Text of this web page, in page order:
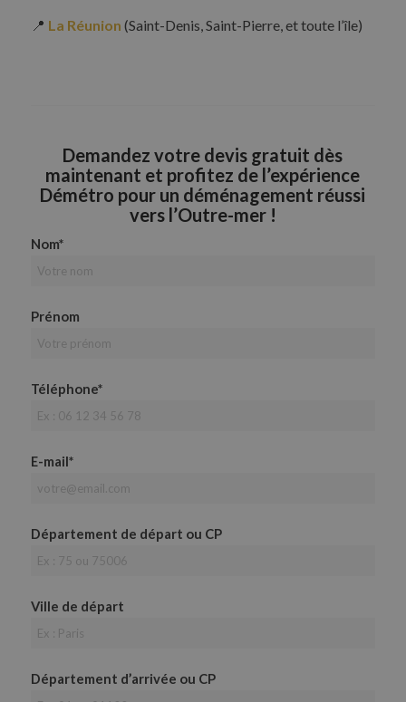
📍 La Réunion (Saint-Denis, Saint-Pierre, et toute l’île)
Demandez votre devis gratuit dès
maintenant et profitez de l’expérience
Démétro pour un déménagement réussi
vers l’Outre-mer !
Nom*
Prénom
Téléphone*
E-mail*
Département de départ ou CP
Ville de départ
Département d’arrivée ou CP